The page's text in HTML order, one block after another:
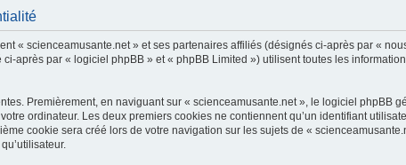
« scienceamusante.net » et ses partenaires affiliés (désignés ci-après par «
après par « logiciel phpBB » et « phpBB Limited ») utilisent toutes les
Premièrement, en naviguant sur « scienceamusante.net », le logiciel phpBB
ordinateur. Les deux premiers cookies ne contiennent qu’un identifiant
cookie sera créé lors de votre navigation sur les sujets de «